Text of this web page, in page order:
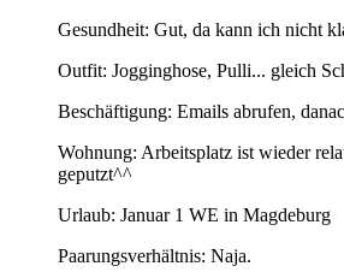
Gesundheit: Gut, da kann ich nicht
Outfit: Jogginghose, Pulli... gleich
Beschäftigung: Emails abrufen,
Wohnung: Arbeitsplatz ist wieder
geputzt^^
Urlaub: Januar 1 WE in Magdeburg
Paarungsverhältnis: Naja.